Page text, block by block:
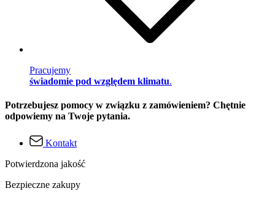
Pracujemy
świadomie pod względem klimatu.
Potrzebujesz pomocy w związku z zamówieniem? Chętnie
odpowiemy na Twoje pytania.
Kontakt
Potwierdzona jakość
Bezpieczne zakupy